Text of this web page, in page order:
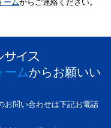
ームからご連絡ください。
ームからお願いい
お問い合わせは下記お電話